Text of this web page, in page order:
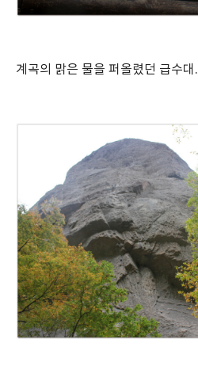
계곡의 맑은 물을 퍼올렸던 급수대.